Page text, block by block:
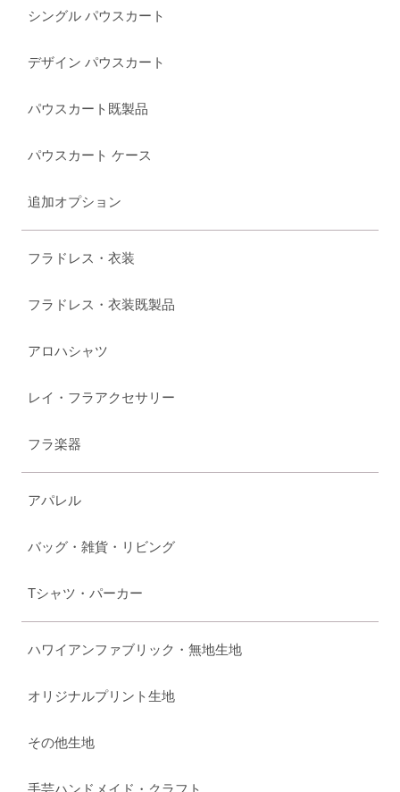
シングル パウスカート
デザイン パウスカート
パウスカート既製品
パウスカート ケース
追加オプション
フラドレス・衣装
フラドレス・衣装既製品
アロハシャツ
レイ・フラアクセサリー
フラ楽器
アパレル
バッグ・雑貨・リビング
Tシャツ・パーカー
ハワイアンファブリック・無地生地
オリジナルプリント生地
その他生地